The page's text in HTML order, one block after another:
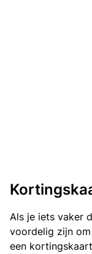
Als je iets vaker
voordelig zijn
een